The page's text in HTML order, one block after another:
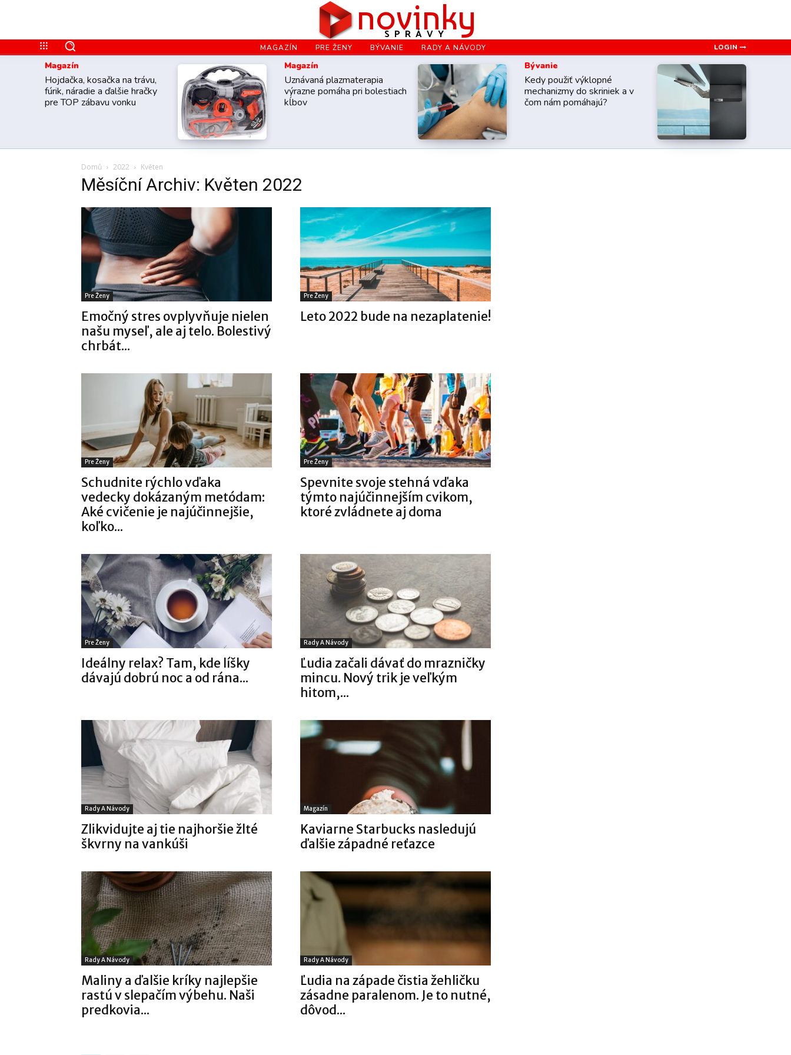
novinky
SPRÁVY
MAGAZÍN PRE ŽENY BÝVANIE RADY A NÁVODY LOGIN
Magazín
Hojdačka, kosačka na trávu,
fúrik, náradie a ďalšie hračky
pre TOP zábavu vonku
Magazín
Uznávaná plazmaterapia
výrazne pomáha pri bolestiach
kĺbov
Bývanie
Kedy použiť výklopné
mechanizmy do skriniek a v
čom nám pomáhajú?
Domů 2022 Květen
Měsíční Archiv: Květen 2022
Pre Ženy
Emočný stres ovplyvňuje nielen
našu myseľ, ale aj telo. Bolestivý
chrbát...
Pre Ženy
Leto 2022 bude na nezaplatenie!
Pre Ženy
Schudnite rýchlo vďaka
vedecky dokázaným metódam:
Aké cvičenie je najúčinnejšie,
koľko...
Pre Ženy
Spevnite svoje stehná vďaka
týmto najúčinnejším cvikom,
ktoré zvládnete aj doma
Pre Ženy
Ideálny relax? Tam, kde líšky
dávajú dobrú noc a od rána...
Rady A Návody
Ľudia začali dávať do mrazničky
mincu. Nový trik je veľkým
hitom,...
Rady A Návody
Zlikvidujte aj tie najhoršie žlté
škvrny na vankúši
Magazín
Kaviarne Starbucks nasledujú
ďalšie západné reťazce
Rady A Návody
Maliny a ďalšie kríky najlepšie
rastú v slepačím výbehu. Naši
predkovia...
Rady A Návody
Ľudia na západe čistia žehličku
zásadne paralenom. Je to nutné,
dôvod...